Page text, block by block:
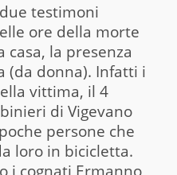
testimoni
ore della morte
casa, la presenza
(da donna). Infatti i
vittima, il 4
di Vigevano
persone che
loro in bicicletta.